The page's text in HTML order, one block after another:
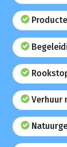
Verhuur